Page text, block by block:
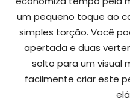
um pequeno toque ao
simples torção. Você
apertada e duas
solto para um visual
facilmente criar este